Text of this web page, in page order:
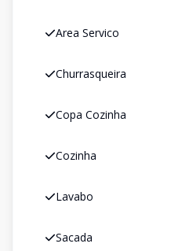
Area Servico
Churrasqueira
Copa Cozinha
Cozinha
Lavabo
Sacada